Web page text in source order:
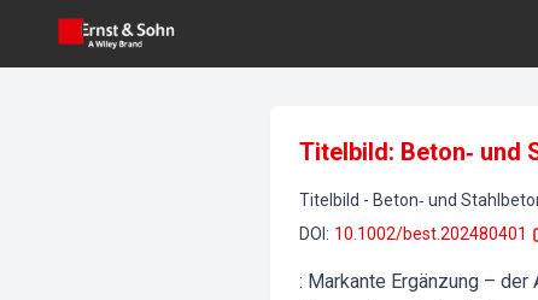
Titelbild: Beton‐ und
Titelbild - Beton‐ und
DOI : 10.1002/best.202480401
: Markante Ergänzung –